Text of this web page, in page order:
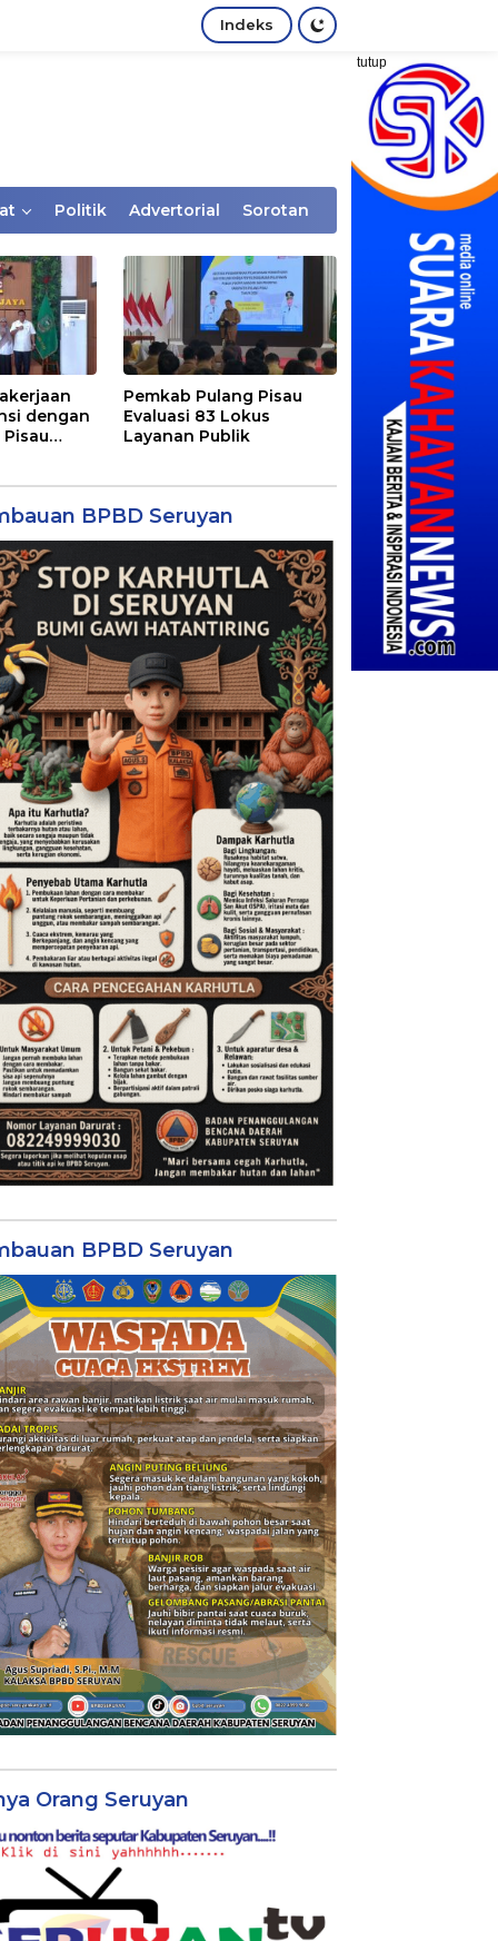
Indeks
tutup
Politik Advertorial Sorotan
dengan
Pemkab Pulang Pisau
Evaluasi 83 Lokus
Layanan Publik
BPBD Seruyan
BPBD Seruyan
Orang Seruyan